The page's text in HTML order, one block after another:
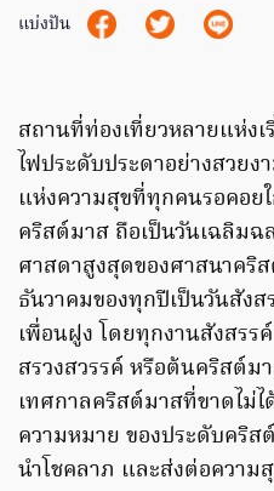
แบ่งปัน
สถานที่ท่องเที่ยวหลายแห่ง
ไฟประดับประดาอย่างสวย
แห่งความสุขที่ทุกคนรอคอย
คริสต์มาส ถือเป็นวันเฉลิมฉ
ศาสดาสูงสุดของศาสนาคริ
ธันวาคมของทุกปีเป็นวันสัง
เพื่อนฝูง โดยทุกงานสังสร
สรวงสวรรค์ หรือต้นคริสต์
เทศกาลคริสต์มาสที่ขาดไม่
ความหมาย ของประดับคริ
นำโชคลาภ และส่งต่อความ